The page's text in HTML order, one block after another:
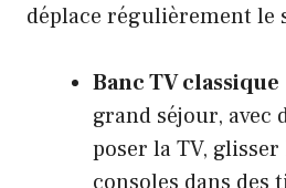
déplace régulièrement le
Banc TV classique
grand séjour, avec
poser la TV,
consoles dans des